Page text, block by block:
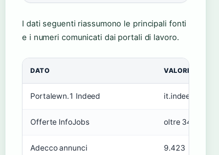
I dati seguenti riassumono le principali fonti
e i numeri comunicati dai portali di lavoro.
DATO VALORE
Portalewn.1 Indeed it.indeed.com
Offerte InfoJobs oltre 34.000
Adecco annunci 9.423